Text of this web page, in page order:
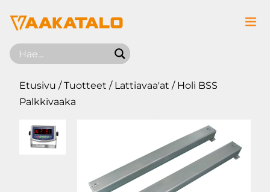
Etusivu /Tuotteet / Lattiavaa'at / Holi BSS
Palkkivaaka